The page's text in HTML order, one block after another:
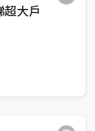
超大戶